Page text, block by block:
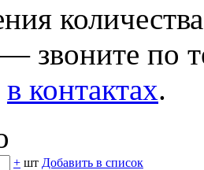
звоните по
в контактах.
+ шт Добавить в список